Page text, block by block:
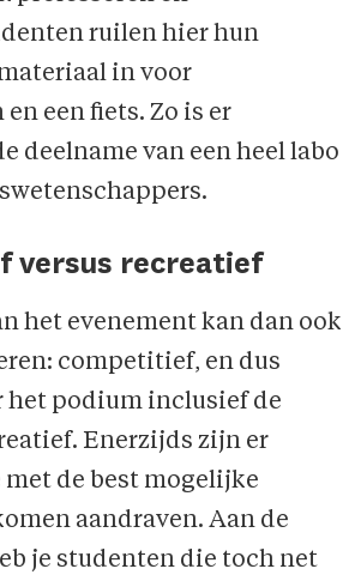
ruilen hier hun
in voor
een fiets. Zo is er
deelname van een heel labo
versus recreatief
het evenement kan dan ook
competitief, en dus
het podium inclusief de
Enerzijds zijn er
de best mogelijke
aandraven. Aan de
je studenten die toch net